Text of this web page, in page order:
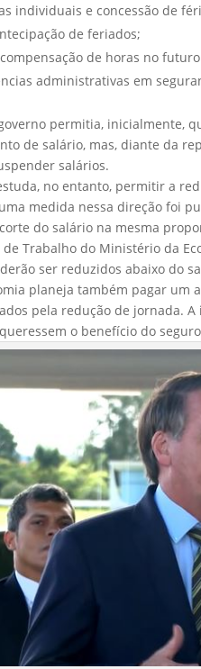
individuais e concessão de
de feriados;
de horas no
administrativas em
permitia, inicialmente,
de salário, mas, diante da
salários.
no entanto, permitir a
medida nessa direção foi
do salário na mesma
Trabalho do Ministério da
ser reduzidos abaixo do
planeja também pagar um
pela redução de jornada.
o benefício do